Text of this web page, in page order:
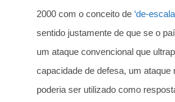
2000 com o conceito de ‘de-
sentido justamente de que se o
um ataque convencional que
capacidade de defesa, um ataque
poderia ser utilizado como